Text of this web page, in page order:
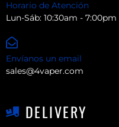
Horario de Atención
Lun-Sáb: 10:30am - 7:00pm
Envíanos un email
sales@4vaper.com
DELIVERY